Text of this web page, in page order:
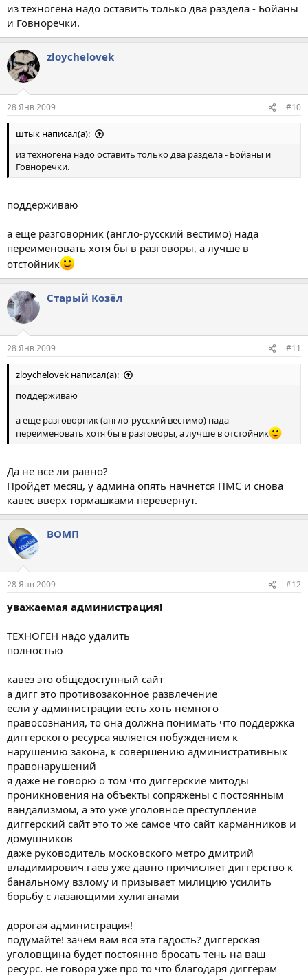
из техногена надо оставить только два раздела - Бойаны
и Говноречки.
zloychelovek
28 Янв 2009 #10
штык написал(а):
из техногена надо оставить только два раздела - Бойаны и
Говноречки.
поддерживаю
а еще разговорник (англо-русский вестимо) нада
переименовать хотя бы в разговоры, а лучше в
отстойник
Старый Козёл
28 Янв 2009 #11
zloychelovek написал(а):
поддерживаю
а еще разговорник (англо-русский вестимо) нада
переименовать хотя бы в разговоры, а лучше в отстойник
Да не все ли равно?
Пройдет месяц, у админа опять начнется ПМС и снова
кавес вверх тормашками перевернут.
ВОМП
28 Янв 2009 #12
уважаемая администрация!
ТЕХНОГЕН надо удалить
полностью
кавез это общедоступный сайт
а дигг это противозаконное развлечение
если у администрации есть хоть немного
правосознания, то она должна понимать что поддержка
диггерского ресурса является побуждением к
нарушению закона, к совершению административных
правонарушений
я даже не говорю о том что диггерские митоды
проникновения на объекты сопряжены с постоянным
вандализмом, а это уже уголовное преступление
диггерский сайт это то же самое что сайт карманников и
домушников
даже руководитель московского метро дмитрий
владимирович гаев уже давно причисляет диггерство к
банальному взлому и призывает милицию усилить
борьбу с лазающими хулиганами
дорогая администрация!
подумайте! зачем вам вся эта гадость? диггерская
уголовщина будет постоянно бросать тень на ваш
ресурс. не говоря уже про то что благодаря диггерам